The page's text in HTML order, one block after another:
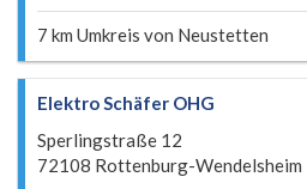
7 km Umkreis von Neustetten
Elektro Schäfer OHG
Sperlingstraße 12
72108 Rottenburg-Wendelsheim